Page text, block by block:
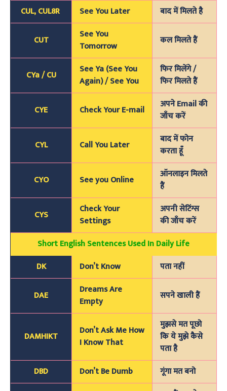
CUL, CUL8R
See You Later बाद में मिलते है
CUT
See You
Tomorrow
कल मिलते हैं
CYa / CU
See Ya (See You
Again) / See You
फिर मिलेंगे /
फिर मिलते हैं
CYE Check Your E-mail
अपने Email की
जाँच करें
CYL Call You Later
बाद में फोन
करता हूँ
CYO See you Online
ऑनलाइन मिलते
हैं
CYS
Check Your
Settings
अपनी सेटिंग्स
की जाँच करें
Short English Sentences Used In Daily Life
DK
Don’t Know पता नहीं
DAE
Dreams Are
Empty
सपने खाली हैं
DAMHIKT
Don’t Ask Me How
I Know That
मुझसे मत पूछो
कि ये मुझे कैसे
पता है
DBD
Don’t Be Dumb
गूंगा मत बनो